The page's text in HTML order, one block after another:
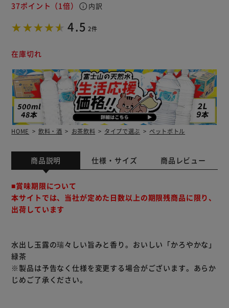
37ポイント （1倍） info 内訳
4.5 2件
在庫切れ
HOME 飲料・酒 お茶飲料 タイプで選ぶ ペットボトル
商品説明 仕様・サイズ 商品レビュー
■賞味期限について
本サイトでは、当社が定めた日数以上の期限残商品に限り、
出荷しています
水出し玉露の瑞々しい旨みと香り。おいしい「かろやかな」
緑茶
※製品は予告なく仕様を変更する場合がございます。あらか
じめご了承ください。